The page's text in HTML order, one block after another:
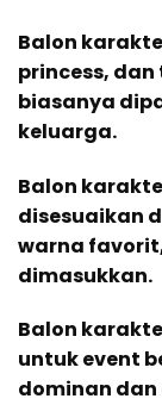
Balon
princess,
biasanya
keluarga.
Balon
disesuaikan
warna
dimasukkan.
Balon
untuk event
dominan